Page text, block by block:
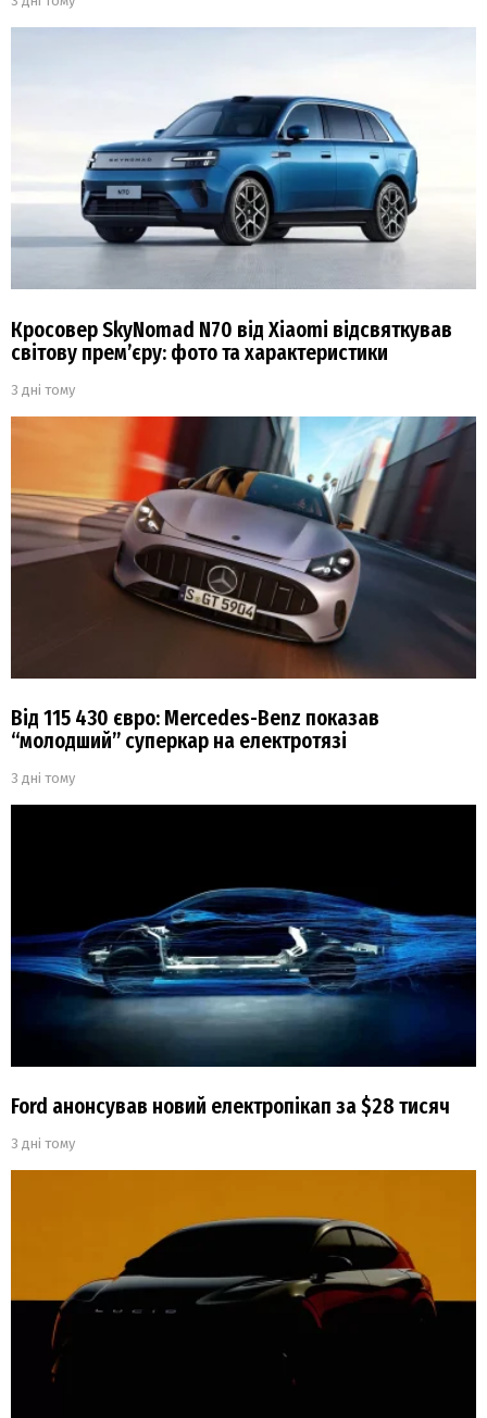
Кросовер SkyNomad N70 від Xiaomi відсвяткував
світову прем’єру: фото та характеристики
3 дні тому
Від 115 430 євро: Mercedes-Benz показав
“молодший” суперкар на електротязі
3 дні тому
Ford анонсував новий електропікап за $28 тисяч
3 дні тому